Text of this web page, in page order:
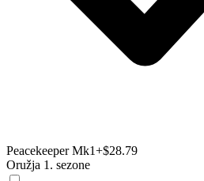
Peacekeeper Mk1+$28.79
Oružja 1. sezone